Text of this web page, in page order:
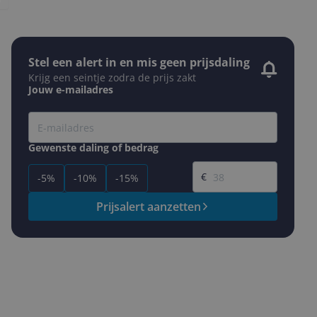
Stel een alert in en mis geen prijsdaling
Krijg een seintje zodra de prijs zakt
Jouw e-mailadres
Gewenste daling of bedrag
-5% -10% -15%
Gewenste prijs
€
Prijsalert aanzetten